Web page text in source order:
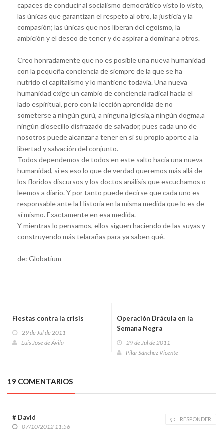
capaces de conducir al socialismo democrático visto lo visto,
las únicas que garantizan el respeto al otro, la justicia y la
compasión; las únicas que nos liberan del egoismo, la
ambición y el deseo de tener y de aspìrar a dominar a otros.
Creo honradamente que no es posible una nueva humanidad
con la pequeña conciencia de siempre de la que se ha
nutrido el capitalismo y lo mantiene todavía. Una nueva
humanidad exige un cambio de conciencia radical hacia el
lado espiritual, pero con la lección aprendida de no
someterse a ningún gurú, a ninguna iglesia,a ningún dogma,a
ningún diosecillo disfrazado de salvador, pues cada uno de
nosotros puede alcanzar a tener en sí su propio aporte a la
libertad y salvación del conjunto.
Todos dependemos de todos en este salto hacia una nueva
humanidad, si es eso lo que de verdad queremos más allá de
los floridos discursos y los doctos análisis que escuchamos o
leemos a diario. Y por tanto puede decirse que cada uno es
responsable ante la Historia en la misma medida que lo es de
sí mismo. Exactamente en esa medida.
Y mientras lo pensamos, ellos siguen haciendo de las suyas y
construyendo más telarañas para ya saben qué.
de: Globatium
Fiestas contra la crisis
29 de Jul de 2011
Luis José de Ávila
Operación Drácula en la
Semana Negra
29 de Jul de 2011
Pilar Sánchez Vicente
19 COMENTARIOS
# David RESPONDER
07/10/2012 11:56